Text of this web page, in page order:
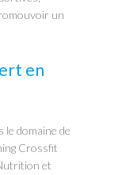
un
en
le domaine de
Crossfit
et